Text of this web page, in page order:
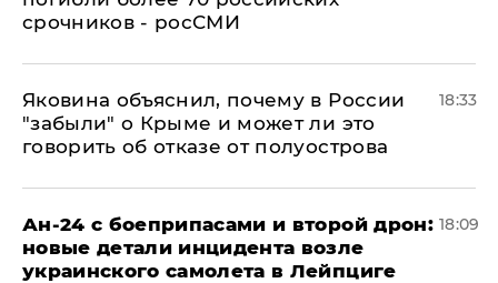
срочников - росСМИ
Яковина объяснил, почему в России
"забыли" о Крыме и может ли это
говорить об отказе от полуострова
18:33
Ан-24 с боеприпасами и второй дрон:
новые детали инцидента возле
украинского самолета в Лейпциге
18:09